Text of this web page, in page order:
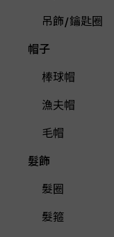
吊飾/鑰匙圈
帽子
棒球帽
漁夫帽
毛帽
髮飾
髮圈
髮箍